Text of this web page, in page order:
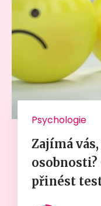
Psychologie
Zajímá
osobnosti?
přinést